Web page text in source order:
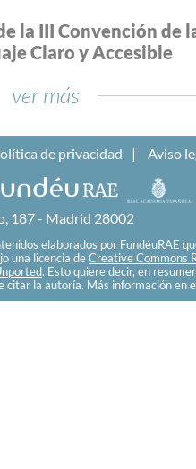
la III Convención de
Claro y Accesible
ver más
de privacidad Aviso
187 - Madrid 28002
elaborados por FundéuRAE
una licencia de Creative Commons
. Esto quiere decir, en
citar la autoría. Más información en